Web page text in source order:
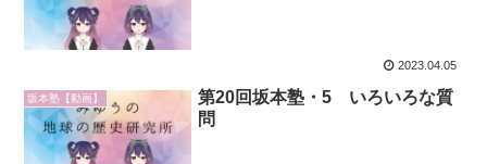
2023.04.05
坂本塾【動画】
第20回坂本塾・5 いろいろな質
問